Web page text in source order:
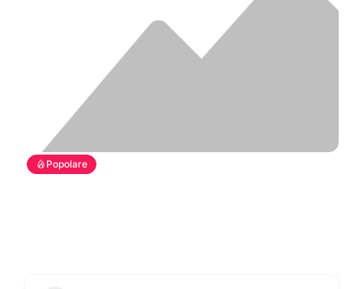
Popolare